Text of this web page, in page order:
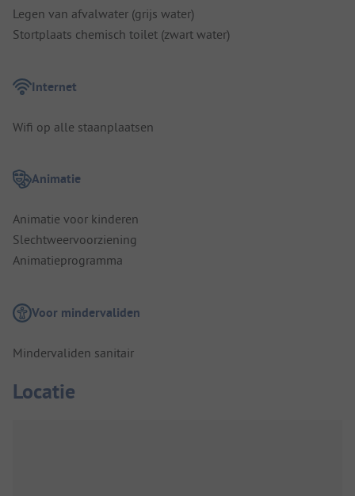
Legen van afvalwater (grijs water)
Stortplaats chemisch toilet (zwart water)
Internet
Wifi op alle staanplaatsen
Animatie
Animatie voor kinderen
Slechtweervoorziening
Animatieprogramma
Voor mindervaliden
Mindervaliden sanitair
Locatie